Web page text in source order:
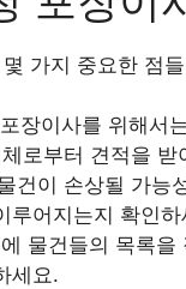
가지 중요한 점
포장이사를 위해서
로부터 견적을 받
건이 손상될 가능
루어지는지 확인하
물건들의 목록
세요.